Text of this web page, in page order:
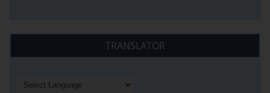
TRANSLATOR